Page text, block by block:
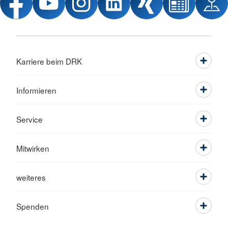
Karriere beim DRK
Informieren
Service
Mitwirken
weiteres
Spenden